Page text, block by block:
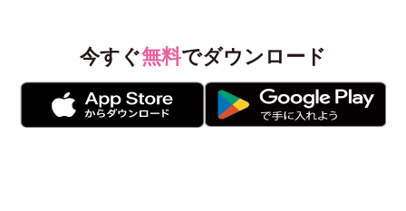
今すぐ無料でダウンロード